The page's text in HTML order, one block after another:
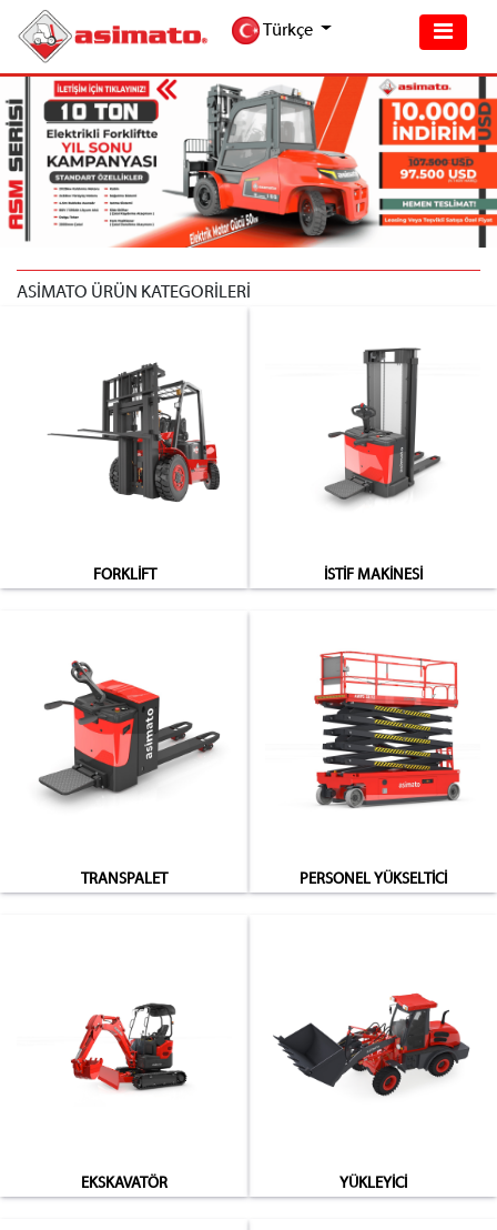
Türkçe
ASİMATO ÜRÜN KATEGORİLERİ
FORKLİFT İSTİF MAKİNESİ
TRANSPALET PERSONEL YÜKSELTİCİ
EKSKAVATÖR YÜKLEYİCİ